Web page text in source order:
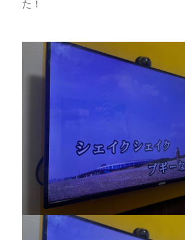
た！